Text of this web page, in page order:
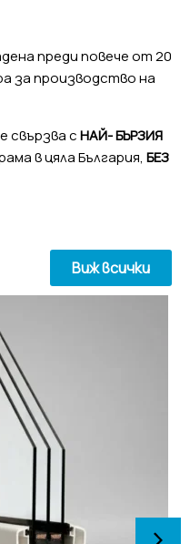
преди повече от 20
за производство на
свързва сНАЙ- БЪРЗИЯ
в цяла България, БЕЗ
Виж всички